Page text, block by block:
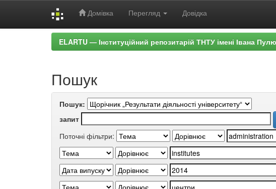
Домівка Перегляд Довідка
ELARTU — Інституційний репозитарій ТНТУ імені Івана
Пошук
Пошук:
запит
Поточні фільтри: